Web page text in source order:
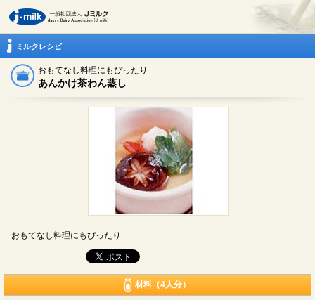
ミルクレシピ
おもてなし料理にもぴったり
あんかけ茶わん蒸し
おもてなし料理にもぴったり
材料（4人分）